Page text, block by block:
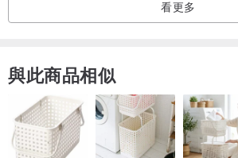
看更多
與此商品相似